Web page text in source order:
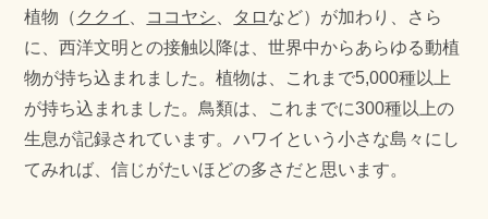
植物（ ククイ ココヤシ タロ など）が加わり、さら
に、西洋文明との接触以降は、世界中からあらゆる動植
物が持ち込まれました。植物は、これまで5,000種以上
が持ち込まれました。鳥類は、これまでに300種以上の
生息が記録されています。ハワイという小さな島々にし
てみれば、信じがたいほどの多さだと思います。